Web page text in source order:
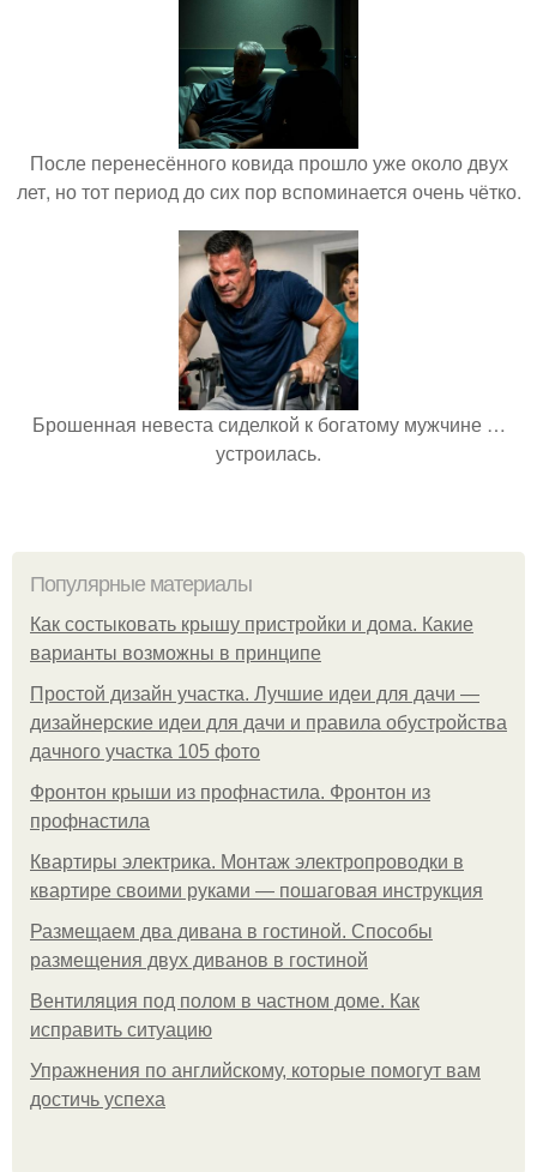
После перенесённого ковида прошло уже около двух
лет, но тот период до сих пор вспоминается очень чётко.
Брошенная невеста сиделкой к богатому мужчине …
устроилась.
Популярные материалы
Как состыковать крышу пристройки и дома. Какие
варианты возможны в принципе
Простой дизайн участка. Лучшие идеи для дачи —
дизайнерские идеи для дачи и правила обустройства
дачного участка 105 фото
Фронтон крыши из профнастила. Фронтон из
профнастила
Квартиры электрика. Монтаж электропроводки в
квартире своими руками — пошаговая инструкция
Размещаем два дивана в гостиной. Способы
размещения двух диванов в гостиной
Вентиляция под полом в частном доме. Как
исправить ситуацию
Упражнения по английскому, которые помогут вам
достичь успеха